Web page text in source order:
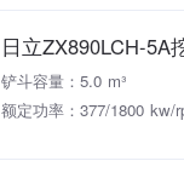
日立ZX890LCH-5A
铲斗容量：5.0 m³
额定功率：377/1800 kw/